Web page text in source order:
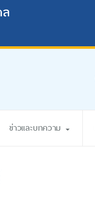
ข่าวและบทความ